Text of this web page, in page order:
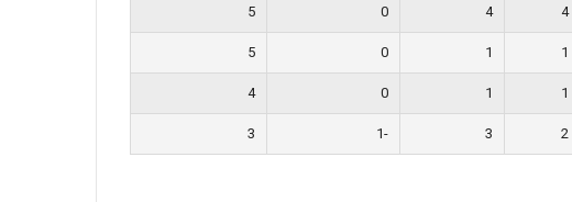
4
4
0
5
1
1
0
5
1
1
0
4
2
3
-1
3